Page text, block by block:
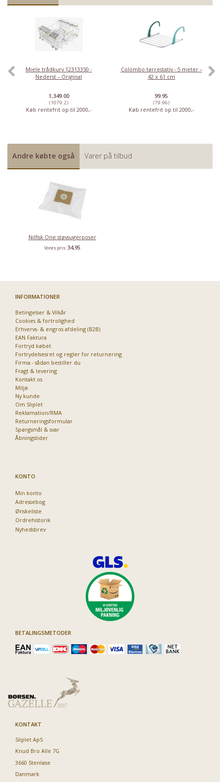
Miele trådkurv 12313350 -
Nederst – Original
1,349.00
(1079.2)
Køb rentefrit op til 2000,-
Colombo tørrestativ - 5 meter –
42 x 61 cm
99.95
(79.96)
Køb rentefrit op til 2000,-
Andre købte også Varer på tilbud
Nilfisk One støvsugerposer
Vores pris:34,95
INFORMATIONER
Betingelser & Vilkår
Cookies & fortrolighed
Erhvervs- & engros afdeling (B2B)
EAN Faktura
Fortryd købet
Fortrydelsesret og regler for returnering
Firma - sådan bestiller du
Fragt & levering
Kontakt os
Miljø
Ny kunde
Om Sliplet
Reklamation/RMA
Returneringsformular
Spørgsmål & svar
Åbningstider
KONTO
Min konto
Adressebog
Ønskeliste
Ordrehistorik
Nyhedsbrev
BETALINGSMETODER
KONTAKT
Sliplet ApS
Knud Bro Alle 7G
3660 Stenløse
Danmark